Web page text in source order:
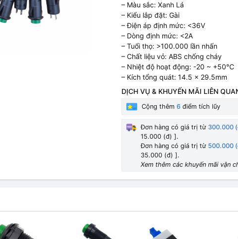
– Màu sắc: Xanh Lá
– Kiểu lắp đặt: Gài
– Điện áp định mức: <36V
– Dòng định mức: <2A
– Tuổi thọ: >100.000 lần nhấn
– Chất liệu vỏ: ABS chống cháy
– Nhiệt độ hoạt động: -20 ~ +50℃
– Kích tổng quát: 14.5 x 29.5mm
DỊCH VỤ & KHUYẾN MÃI LIÊN
Cộng thêm6 điểm tích lũy
Đơn hàng có giá trị từ 300.000
15.000 (đ) ].
Đơn hàng có giá trị từ 500.000
35.000 (đ) ].
Xem thêm các khuyến mãi vận